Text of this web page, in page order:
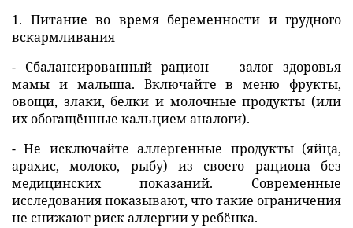
1. Питание во время беременности и грудного
вскармливания
- Сбалансированный рацион — залог здоровья
мамы и малыша. Включайте в меню фрукты,
овощи, злаки, белки и молочные продукты (или
их обогащённые кальцием аналоги).
- Не исключайте аллергенные продукты (яйца,
арахис, молоко, рыбу) из своего рациона без
медицинских показаний. Современные
исследования показывают, что такие ограничения
не снижают риск аллергии у ребёнка.